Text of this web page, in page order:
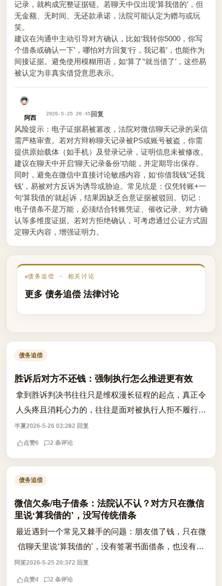
记录，就构成完整证据链。若聊天中仅出现‘算我借的’，但
无金额、无时间、无还款承诺，法院可能认定为赠与或玩
笑。
建议在沟通中主动引导对方确认，比如‘我转你5000，你写
个借条或确认一下’，哪怕对方回复‘行，我记着’，也能作为
间接证据。避免使用模糊用语，如‘算了’‘就当借了’，这些易
被认定为非真实借贷意思表示。
阿西
2026-5-25 20:45回复
风险提示：电子证据易被篡改，法院对微信聊天记录的采信
需严格审查。若对方辩称聊天记录被PS或账号被盗，你需
提供原始载体（如手机）及登录记录，证明信息未被修改。
建议在聊天中开启‘聊天记录备份’功能，并定期导出保存。
同时，避免在微信中直接讨论敏感内容，如‘你借我钱’‘还我
钱’，易被对方反诉为诱导或胁迫。常见坑是：仅凭转账+一
句‘算我借的’就起诉，结果因缺乏合意证据被驳回。切记：
电子借条不是万能，必须结合转账凭证、催收记录、对方确
认等多维度证据。若对方拒绝确认，可考虑通过公证方式固
定聊天内容，增强证明力。
债务追偿 · 相关讨论
更多 债务追偿 法律讨论
债务追偿
胜诉后对方不还钱：强制执行怎么推进更有效
拿到胜诉判决书往往只是维权漫长征程的起点，真正令
人头疼且消耗心力的，往往是面对被执行人拒不履行生
效法律文书义务的困境。许多当事人在满怀希望地申请
强制执行后，却常遭遇法院反馈“查无可...
半夏2026-5-26 03:282 回复
点赞6 2 条评论
债务追偿
微信欠条/电子借条：法院认不认？对方只在微信
里说‘算我借的’，没写传统借条
最近遇到一个常见又棘手的问题：朋友借了钱，只在微
信聊天里说‘算我借的’，没有签署书面借条，也没有转
账备注。这种情况下，法院会认吗？答案是：可能认，
但关键在于能否形成完整证据链。根据...
阿笙2026-5-25 20:372 回复
点赞4 2 条评论